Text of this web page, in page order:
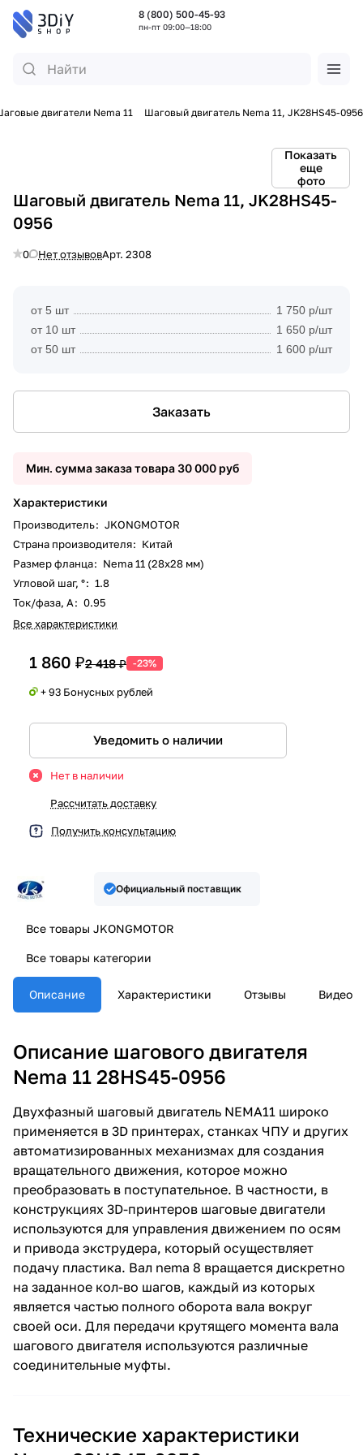
8 (800) 500-45-93
пн-пт 09:00—18:00
двигатели Nema 11 Шаговый двигатель Nema 11, JK28HS45-0956
Показать
еще
фото
Шаговый двигатель Nema 11, JK28HS45-
0956
0 Нет отзывовАрт. 2308
от 5 шт
1 750 р/шт
от 10 шт
1 650 р/шт
от 50 шт
1 600 р/шт
Заказать
Мин. сумма заказа товара 30 000 руб
Характеристики
Производитель: JKONGMOTOR
Страна производителя: Китай
Размер фланца: Nema 11 (28x28 мм)
Угловой шаг, °: 1.8
Ток/фаза, А: 0.95
Все характеристики
1 860 ₽2 418 ₽ -23%
+ 93 Бонусных рублей
Уведомить о наличии
Нет в наличии
Рассчитать доставку
Получить консультацию
Официальный поставщик
Все товары JKONGMOTOR
Все товары категории
Описание Характеристики Отзывы Видео
Описание шагового двигателя
Nema 11 28HS45-0956
Двухфазный шаговый двигатель NEMA11 широко
применяется в 3D принтерах, станках ЧПУ и других
автоматизированных механизмах для создания
вращательного движения, которое можно
преобразовать в поступательное. В частности, в
конструкциях 3D-принтеров шаговые двигатели
используются для управления движением по осям
и привода экструдера, который осуществляет
подачу пластика. Вал nema 8 вращается дискретно
на заданное кол-во шагов, каждый из которых
является частью полного оборота вала вокруг
своей оси. Для передачи крутящего момента вала
шагового двигателя используются различные
соединительные муфты.
Технические характеристики